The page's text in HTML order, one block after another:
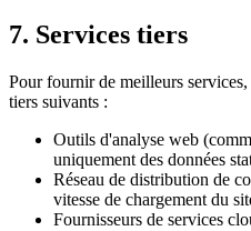
7. Services tiers
Pour fournir de meilleurs
tiers suivants :
Outils d'analyse web
uniquement des données
Réseau de distribution de
vitesse de chargement du
Fournisseurs de services